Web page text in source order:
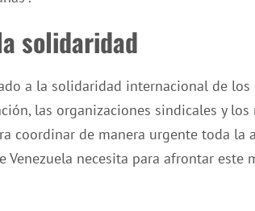
solidaridad
a la solidaridad internacional de
las organizaciones sindicales y
coordinar de manera urgente toda la
Venezuela necesita para afrontar este